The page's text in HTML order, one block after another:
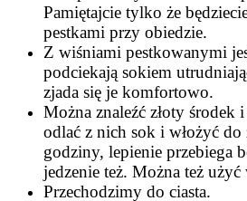
Pamiętajcie tylko że
pestkami przy obiedzie.
Z wiśniami pestkowanymi
podciekają sokiem
zjada się je komfortowo.
Można znaleźć złoty środek
odlać z nich sok i włożyć do
godziny, lepienie przebiega
jedzenie też. Można też
Przechodzimy do ciasta.